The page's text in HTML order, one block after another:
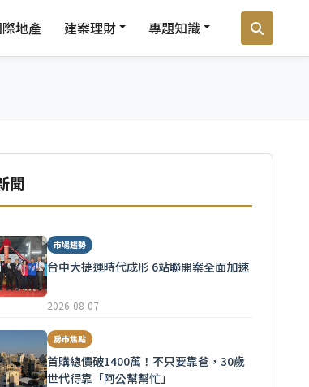
地產 建案理財 專題知識
聞
市場趨勢
台中大捷運時代成形 6站聯開案全面加速
2026-08-07
房市焦點
首購總價破1400萬！不只要靠爸，30歲
世代得靠「阿公幫幫忙」